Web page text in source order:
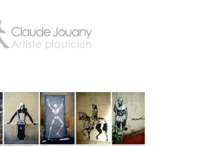
Archive